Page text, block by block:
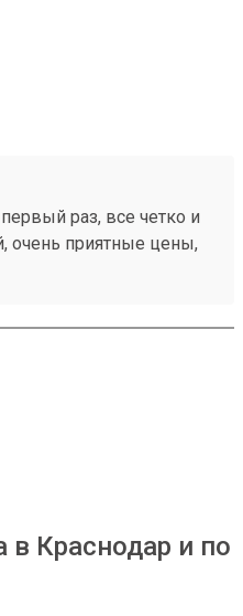
при загрузке
раз, все четко и
очень приятные цены,
в Краснодар и по